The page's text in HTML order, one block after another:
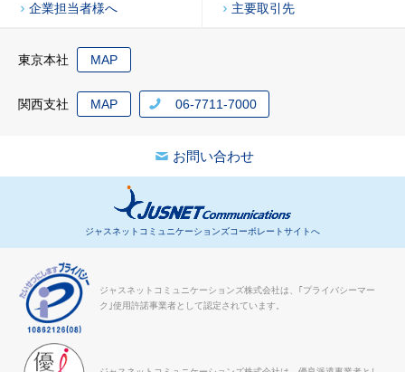
企業担当者様へ 主要取引先
東京本社 MAP
関西支社 MAP 06-7711-7000
お問い合わせ
ジャスネットコミュニケーションズコーポレートサイトへ
ジャスネットコミュニケーションズ株式会社は、｢プライバシーマー
ク｣使用許諾事業者として認定されています。